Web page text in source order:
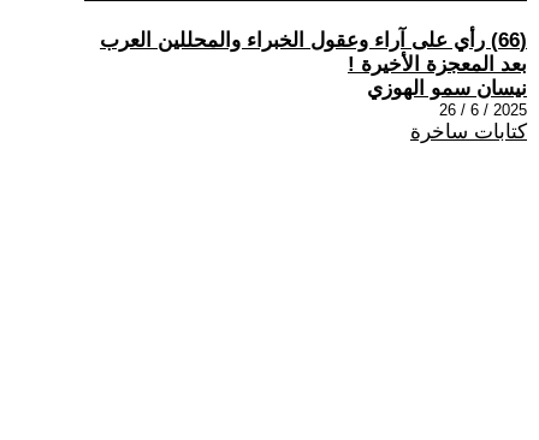
(66) رأي على آراء وعقول الخبراء والمحللين العرب
بعد المعجزة الأخيرة !
نيسان سمو الهوزي
2025 / 6 / 26
كتابات ساخرة